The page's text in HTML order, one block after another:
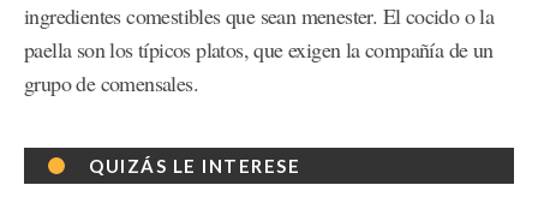
ingredientes comestibles que sean menester. El cocido o la
paella son los típicos platos, que exigen la compañía de un
grupo de comensales.
QUIZÁS LE INTERESE